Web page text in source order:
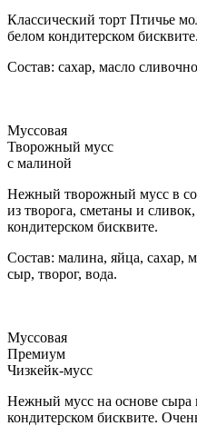
Классический торт Птичье
белом кондитерском бисквите.
Состав: сахар, масло
Муссовая
Творожный мусс
с малиной
Нежный творожный мусс в
из творога, сметаны и
кондитерском бисквите.
Состав: малина, яйца, сахар,
сыр, творог, вода.
Муссовая
Премиум
Чизкейк-мусс
Нежный мусс на основе сыра
кондитерском бисквите.